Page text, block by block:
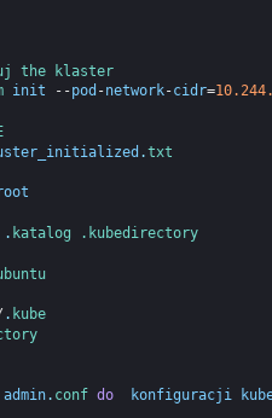
the
klaster
init --pod -network-cidr=
.txt
. katalog .kubedirectory
. kube
admin. conf do
konfiguracji